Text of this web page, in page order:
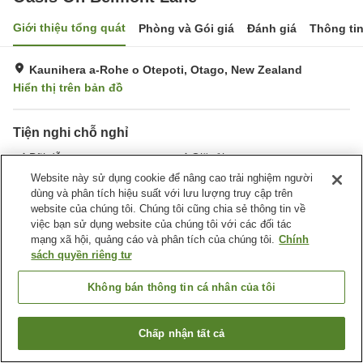
Giới thiệu tổng quát Phòng và Gói giá Đánh giá Thông
Kaunihera a-Rohe o Otepoti, Otago, New Zealand
Hiển thị trên bản đồ
Tiện nghi chỗ nghỉ
Bãi đỗ xe
Giặt ủi
BBQ
Trang chủ New Zealand Otago
Kaunihera a-Rohe o Otepoti
Oasis On Belmont Lane
Tìm phòng trống
Website này sử dụng cookie để nâng cao trải nghiệm người
dùng và phân tích hiệu suất với lưu lượng truy cập trên
website của chúng tôi. Chúng tôi cũng chia sẻ thông tin về
việc bạn sử dụng website của chúng tôi với các đối tác
mạng xã hội, quảng cáo và phân tích của chúng tôi. Chính
sách quyền riêng tư
Không bán thông tin cá nhân của tôi
Chấp nhận tất cả